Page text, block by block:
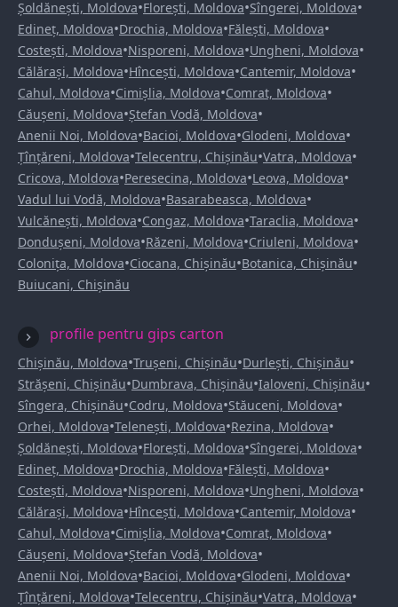
Șoldănești, Moldova•Florești, Moldova•Sîngerei, Moldova•
Edineț, Moldova•Drochia, Moldova•Fălești, Moldova•
Costești, Moldova•Nisporeni, Moldova•Ungheni, Moldova•
Călărași, Moldova•Hîncești, Moldova•Cantemir, Moldova•
Cahul, Moldova•Cimișlia, Moldova•Comrat, Moldova•
Căușeni, Moldova•Ștefan Vodă, Moldova•
Anenii Noi, Moldova•Bacioi, Moldova•Glodeni, Moldova•
Țînțăreni, Moldova•Telecentru, Chișinău•Vatra, Moldova•
Cricova, Moldova•Peresecina, Moldova•Leova, Moldova•
Vadul lui Vodă, Moldova•Basarabeasca, Moldova•
Vulcănești, Moldova•Congaz, Moldova•Taraclia, Moldova•
Dondușeni, Moldova•Răzeni, Moldova•Criuleni, Moldova•
Colonița, Moldova•Ciocana, Chișinău•Botanica, Chișinău•
Buiucani, Chișinău
profile pentru gips carton
Chișinău, Moldova•Trușeni, Chișinău•Durlești, Chișinău•
Strășeni, Chișinău•Dumbrava, Chișinău•Ialoveni, Chișinău•
Sîngera, Chișinău•Codru, Moldova•Stăuceni, Moldova•
Orhei, Moldova•Telenești, Moldova•Rezina, Moldova•
Șoldănești, Moldova•Florești, Moldova•Sîngerei, Moldova•
Edineț, Moldova•Drochia, Moldova•Fălești, Moldova•
Costești, Moldova•Nisporeni, Moldova•Ungheni, Moldova•
Călărași, Moldova•Hîncești, Moldova•Cantemir, Moldova•
Cahul, Moldova•Cimișlia, Moldova•Comrat, Moldova•
Căușeni, Moldova•Ștefan Vodă, Moldova•
Anenii Noi, Moldova•Bacioi, Moldova•Glodeni, Moldova•
Țînțăreni, Moldova•Telecentru, Chișinău•Vatra, Moldova•